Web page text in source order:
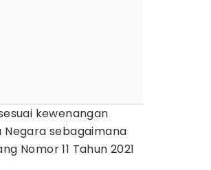
kewenangan
Negara sebagaimana
Nomor 11 Tahun 2021